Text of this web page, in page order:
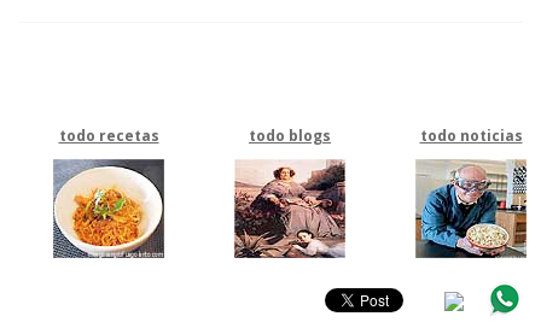
todo recetas todo blogs todo noticias